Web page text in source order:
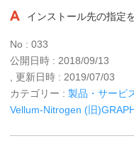
インストール先の指定
No : 033
公開日時 : 2018/09/13
, 更新日時 : 2019/07/03
カテゴリー : 製品・サービ
Vellum-Nitrogen (旧